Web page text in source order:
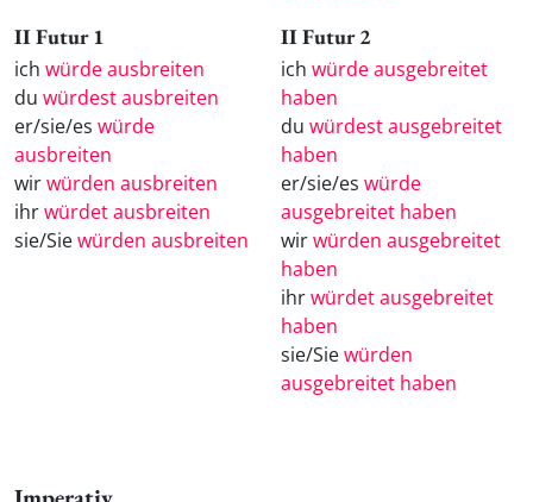
II Futur 1
ich würde ausbreiten
du würdest ausbreiten
er/sie/es würde
ausbreiten
wirwürden ausbreiten
ihrwürdet ausbreiten
sie/Siewürden ausbreiten
II Futur 2
ich würde ausgebreitet
haben
du würdest ausgebreitet
haben
er/sie/es würde
ausgebreitet haben
wirwürden ausgebreitet
haben
ihrwürdet ausgebreitet
haben
sie/Siewürden
ausgebreitet haben